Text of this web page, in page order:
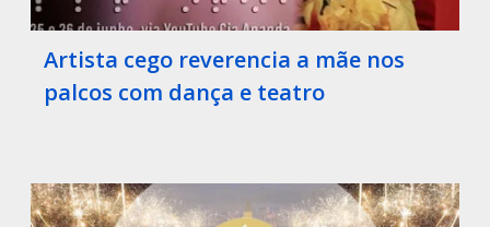
Artista cego reverencia a mãe nos
palcos com dança e teatro